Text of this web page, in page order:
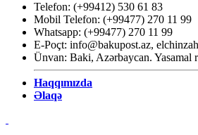
Telefon: (+99412) 530 61 83
Mobil Telefon: (+99477) 270 11 99
Whatsapp: (+99477) 270 11 99
E-Poçt: info@bakupost.az,
Ünvan: Baki, Azərbaycan. Yasamal
Haqqımızda
Əlaqə